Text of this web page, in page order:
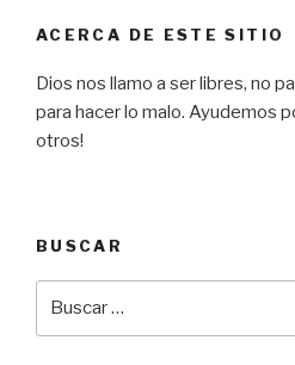
ACERCA DE ESTE SITIO
Dios nos llamo a ser libres, no
para hacer lo malo. Ayudemos
otros!
BUSCAR